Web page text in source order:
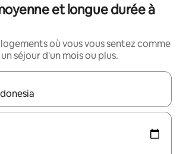
et longue durée à
où vous vous sentez comme
séjour d'un mois ou plus.
s'affichent, utilisez les flèches vers le